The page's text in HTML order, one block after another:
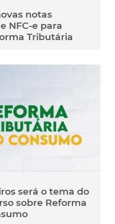
notas
NFC-e para
Tributária
será o tema do
sobre Reforma